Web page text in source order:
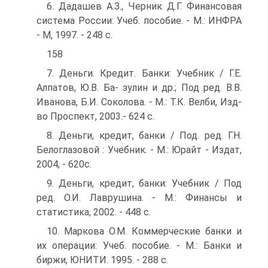
6. Дадашев А.З., Черник Д.Г. Финансовая
система России: Учеб. пособие. - М.: ИНФРА
- М, 1997. - 248 с.
158
7. Деньги. Кредит. Банки: Учебник / Г.Е.
Алпатов, Ю.В. Ба- зулин и др.; Под ред. В.В.
Иванова, Б.И. Соколова. - М.: Т.К. Велби, Изд-
во Проспект, 2003.- 624 с.
8. Деньги, кредит, банки / Под. ред. Г.Н.
Белоглазовой : Учебник. - М.: Юрайт - Издат,
2004, - 620с.
9. Деньги, кредит, банки: Учебник / Под
ред. О.И. Лаврушина. - М.: Финансы и
статистика, 2002. - 448 с.
10. Маркова О.М. Коммерческие банки и
их операции: Учеб. пособие. - М.: Банки и
биржи, ЮНИТИ. 1995. - 288 с.